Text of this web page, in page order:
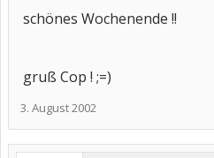
schönes Wochenende !!
gruß Cop ! ;=)
3. August 2002